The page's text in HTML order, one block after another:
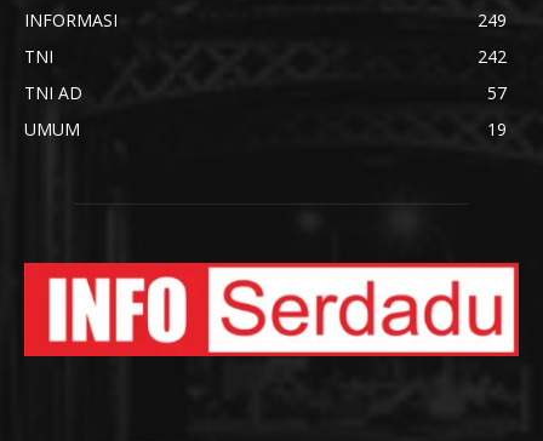
INFORMASI
249
TNI
242
TNI AD
57
UMUM
19